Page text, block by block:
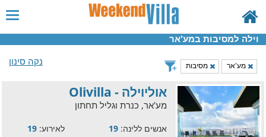
וילה למסיבות במע'אר
נקה סינון
מע'אר מסיבות
אוליוילה - Olivilla
מע'אר, כנרת וגליל תחתון
אנשים ללינה: 19 לאירוע: 19